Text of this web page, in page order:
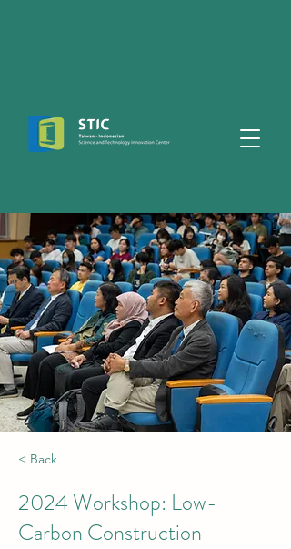
< Back
2024 Workshop: Low-
Carbon Construction